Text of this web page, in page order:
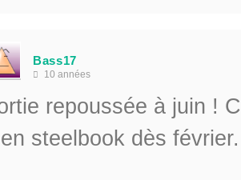
Bass17
10 années
repoussée à juin !
steelbook dès